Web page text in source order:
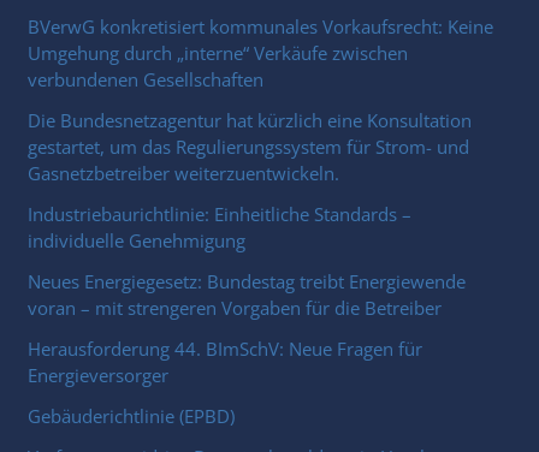
BVerwG konkretisiert kommunales Vorkaufsrecht: Keine
Umgehung durch „interne“ Verkäufe zwischen
verbundenen Gesellschaften
Die Bundesnetzagentur hat kürzlich eine Konsultation
gestartet, um das Regulierungssystem für Strom- und
Gasnetzbetreiber weiterzuentwickeln.
Industriebaurichtlinie: Einheitliche Standards –
individuelle Genehmigung
Neues Energiegesetz: Bundestag treibt Energiewende
voran – mit strengeren Vorgaben für die Betreiber
Herausforderung 44. BImSchV: Neue Fragen für
Energieversorger
Gebäuderichtlinie (EPBD)